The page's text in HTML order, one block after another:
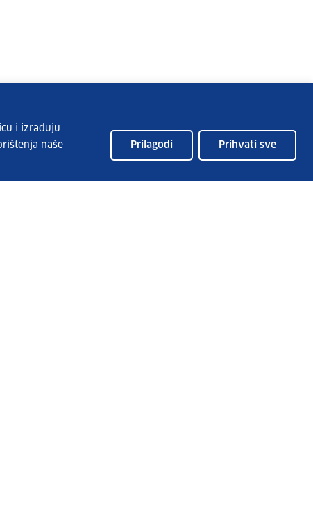
i izrađuju
naše
Prilagodi Prihvati sve